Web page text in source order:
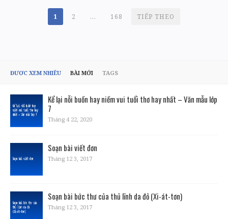
VIẾT
1 2 … 168 TIẾP THEO
ĐƯỢC XEM NHIỀU BÀI MỚI TAGS
Kể lại nỗi buồn hay niềm vui tuổi thơ hay nhất – Văn mẫu lớp
7
Tháng 4 22, 2020
Soạn bài viết đơn
Tháng 12 3, 2017
Soạn bài bức thư của thủ lĩnh da đỏ (Xi-át-tơn)
Tháng 12 3, 2017